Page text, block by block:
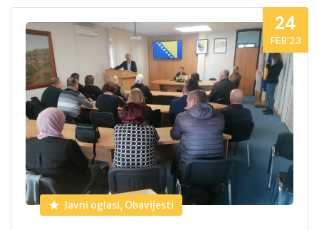
24
FEB’23
Javni oglasi, Obavijesti